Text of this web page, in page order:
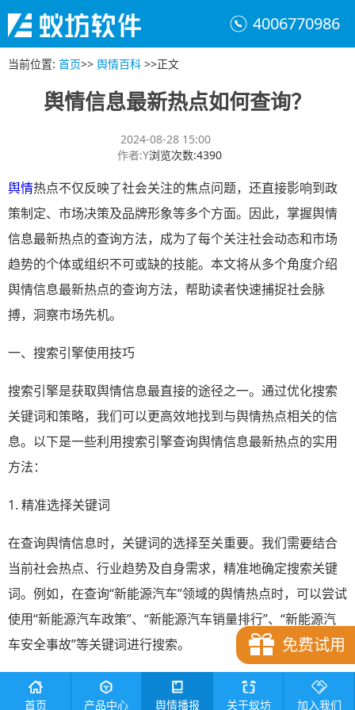
4006770986
当前位置: 首页>> 舆情百科 >>正文
舆情信息最新热点如何查询？
2024-08-28 15:00
作者:Y浏览次数:4390
舆情热点不仅反映了社会关注的焦点问题，还直接影响到政
策制定、市场决策及品牌形象等多个方面。因此，掌握舆情
信息最新热点的查询方法，成为了每个关注社会动态和市场
趋势的个体或组织不可或缺的技能。本文将从多个角度介绍
舆情信息最新热点的查询方法，帮助读者快速捕捉社会脉
搏，洞察市场先机。
一、搜索引擎使用技巧
搜索引擎是获取舆情信息最直接的途径之一。通过优化搜索
关键词和策略，我们可以更高效地找到与舆情热点相关的信
息。以下是一些利用搜索引擎查询舆情信息最新热点的实用
方法：
1. 精准选择关键词
在查询舆情信息时，关键词的选择至关重要。我们需要结合
当前社会热点、行业趋势及自身需求，精准地确定搜索关键
词。例如，在查询“新能源汽车”领域的舆情热点时，可以尝试
使用“新能源汽车政策”、“新能源汽车销量排行”、“新能源汽
车安全事故”等关键词进行搜索。
2. 利用搜索引擎高级功能
免费试用
首页 产品中心 舆情播报 关于蚁坊 加入我们